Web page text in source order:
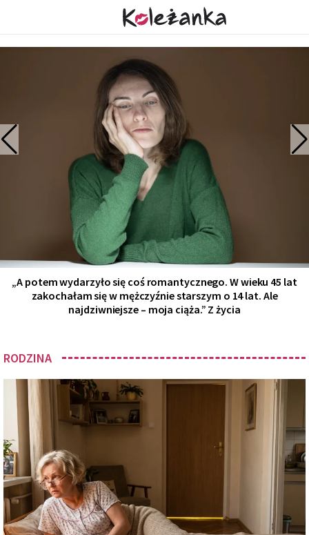
„A potem wydarzyło się coś romantycznego. W wieku 45 lat
zakochałam się w mężczyźnie starszym o 14 lat. Ale
najdziwniejsze – moja ciąża.” Z życia
RODZINA